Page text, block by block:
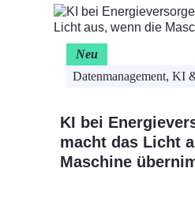
Datenmanagement, KI
Neu
KI bei
macht das Licht
Maschine